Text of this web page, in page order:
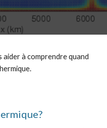
à comprendre quand